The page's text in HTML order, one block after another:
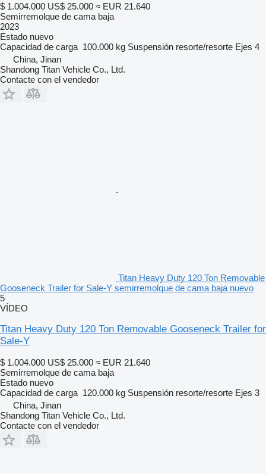
$ 1.004.000 US$ 25.000 ≈ EUR 21.640
Semirremolque de cama baja
2023
Estado nuevo
Capacidad de carga 100.000 kg Suspensión resorte/resorte Ejes 4
China, Jinan
Shandong Titan Vehicle Co., Ltd.
Contacte con el vendedor
Titan Heavy Duty 120 Ton Removable
Gooseneck Trailer for Sale-Y semirremolque de cama baja nuevo
5
VÍDEO
Titan Heavy Duty 120 Ton Removable Gooseneck Trailer for
Sale-Y
$ 1.004.000 US$ 25.000 ≈ EUR 21.640
Semirremolque de cama baja
Estado nuevo
Capacidad de carga 120.000 kg Suspensión resorte/resorte Ejes 3
China, Jinan
Shandong Titan Vehicle Co., Ltd.
Contacte con el vendedor